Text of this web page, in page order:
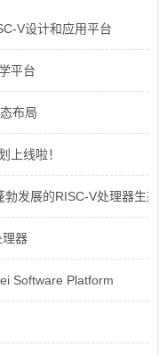
V设计和应用平台
平台
布局
上线啦！
发展的RISC-V处理器生态
理器
Software Platform